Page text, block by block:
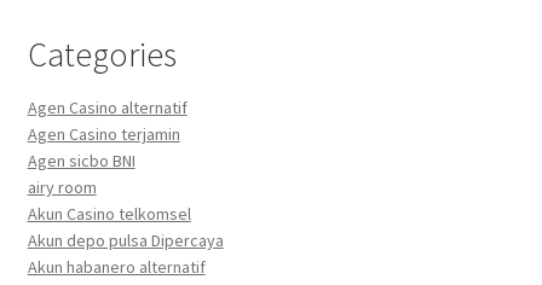
Categories
Agen Casino alternatif
Agen Casino terjamin
Agen sicbo BNI
airy room
Akun Casino telkomsel
Akun depo pulsa Dipercaya
Akun habanero alternatif